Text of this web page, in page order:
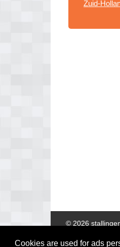
Cookies are used for ads
Zuid-
© 2026